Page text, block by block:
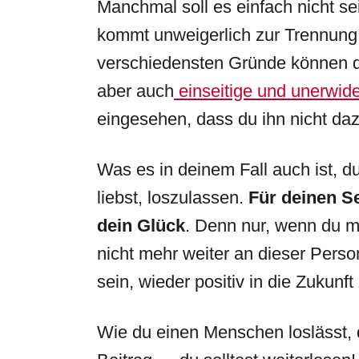
Manchmal soll es einfach nicht
kommt unweigerlich zur
verschiedensten Gründe können
aber auch einseitige und
eingesehen, dass du ihn nicht
Was es in deinem Fall auch ist,
liebst, loszulassen. Für deinen
dein Glück. Denn nur, wenn du
nicht mehr weiter an dieser
sein, wieder positiv in die Zukunft
Wie du einen Menschen